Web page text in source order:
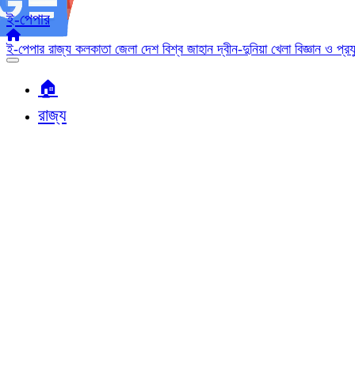
ই-পেপার
ই-পেপার রাজ্য কলকাতা জেলা দেশ বিশ্ব জাহানদ্বীন-দুনিয়া খেলা বিজ্ঞান ও
🏠︎
রাজ্য